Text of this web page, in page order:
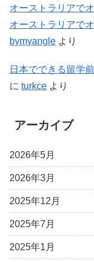
オーストラリアで
オーストラリアで
bymyangle より
日本でできる留学
に turkce より
アーカイブ
2026年5月
2026年3月
2025年12月
2025年7月
2025年1月